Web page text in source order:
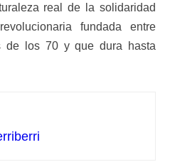
real de la solidaridad
fundada entre
de los 70 y que dura hasta